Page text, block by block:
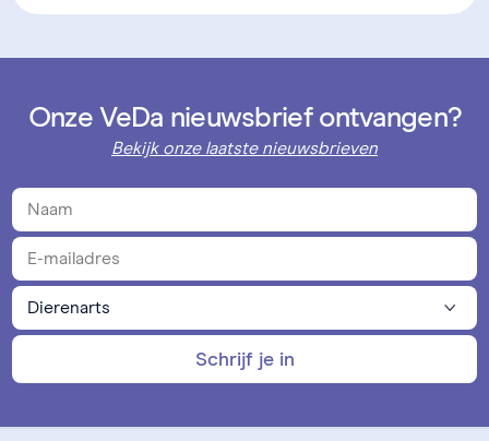
Onze VeDa nieuwsbrief ontvangen?
Bekijk onze laatste nieuwsbrieven
Schrijf je in